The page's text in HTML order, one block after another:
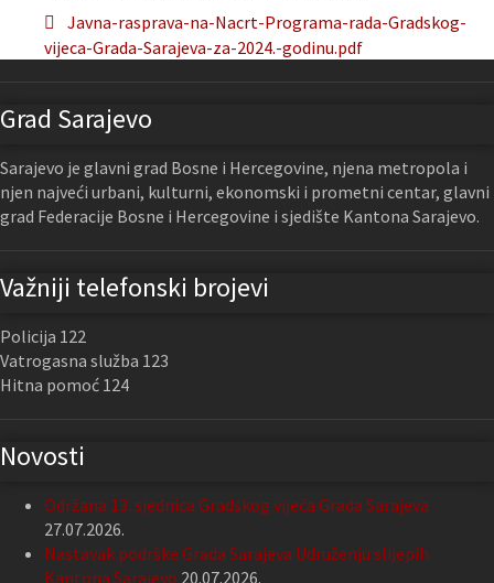
Javna-rasprava-na-Nacrt-Programa-rada-Gradskog-
vijeca-Grada-Sarajeva-za-2024.-godinu.pdf
Grad Sarajevo
Sarajevo je glavni grad Bosne i Hercegovine, njena metropola i
njen najveći urbani, kulturni, ekonomski i prometni centar, glavni
grad Federacije Bosne i Hercegovine i sjedište Kantona Sarajevo.
Važniji telefonski brojevi
Policija 122
Vatrogasna služba 123
Hitna pomoć 124
Novosti
Održana 13. sjednica Gradskog vijeća Grada Sarajeva
27.07.2026.
Nastavak podrške Grada Sarajeva Udruženju slijepih
Kantona Sarajevo 20.07.2026.